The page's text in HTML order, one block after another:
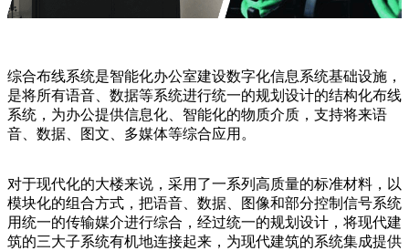
综合布线系统是智能化办公室建设数字化信息系统基础设施，
是将所有语音、数据等系统进行统一的规划设计的结构化布线
系统，为办公提供信息化、智能化的物质介质，支持将来语
音、数据、图文、多媒体等综合应用。
对于现代化的大楼来说，采用了一系列高质量的标准材料，以
模块化的组合方式，把语音、数据、图像和部分控制信号系统
用统一的传输媒介进行综合，经过统一的规划设计，将现代建
筑的三大子系统有机地连接起来，为现代建筑的系统集成提供